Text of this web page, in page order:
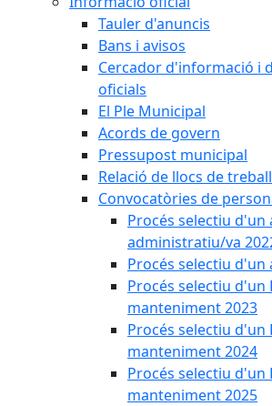
Tauler d'anuncis
Bans i avisos
Cercador d'informació i
oficials
El Ple Municipal
Acords de govern
Pressupost municipal
Relació de llocs de treball
Convocatòries de
Procés selectiu d'un
administratiu/va
Procés selectiu
Procés selectiu d'un
manteniment 2023
Procés selectiu d'un
manteniment 2024
Procés selectiu d'un
manteniment 2025